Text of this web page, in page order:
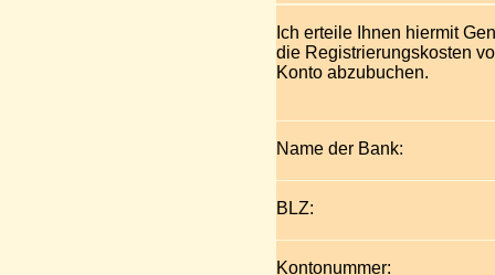
Ich erteile Ihnen hiermit
die Registrierungskosten
Konto abzubuchen.
Name der Bank:
BLZ:
Kontonummer: